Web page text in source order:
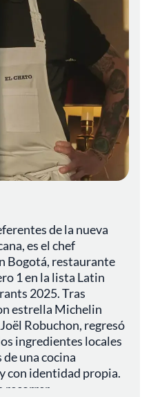
de la nueva
es el chef
Bogotá, restaurante
1 en la lista Latin
2025. Tras
estrella Michelin
Robuchon, regresó
ingredientes locales
una cocina
con identidad propia.
recorrer